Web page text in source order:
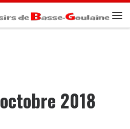
octobre 2018